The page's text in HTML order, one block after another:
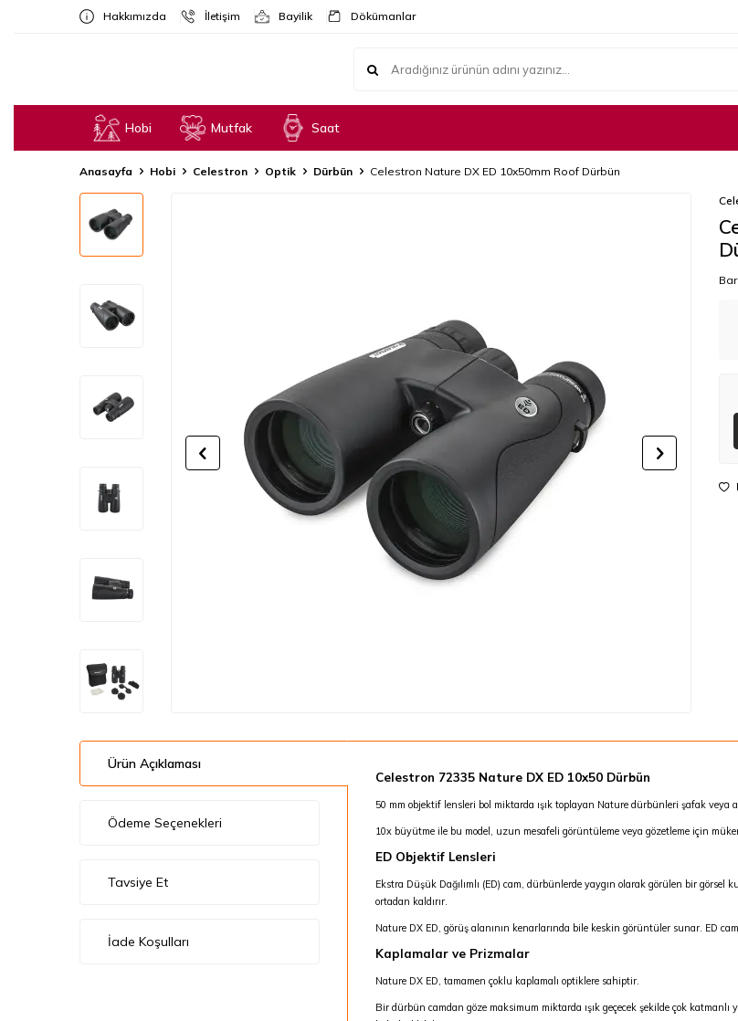
Hakkımızda İletişim Bayilik Dökümanlar
Hobi Mutfak Saat
Anasayfa Hobi Celestron Optik Dürbün Celestron Nature DX ED 10x50mm Roof Dürbün
Ürün Açıklaması
Ödeme Seçenekleri
Tavsiye Et
İade Koşulları
Celestron 72335 Nature DX ED 10x50 Dürbün
50 mm objektif lensleri bol miktarda ışık toplayan Nature dürbünleri şafak
10x büyütme ile bu model, uzun mesafeli görüntüleme veya gözetleme için
ED Objektif Lensleri
Ekstra Düşük Dağılımlı (ED) cam, dürbünlerde yaygın olarak görülen bir
ortadan kaldırır.
Nature DX ED, görüş alanının kenarlarında bile keskin görüntüler sunar. ED
Kaplamalar ve Prizmalar
Nature DX ED, tamamen çoklu kaplamalı optiklere sahiptir.
Bir dürbün camdan göze maksimum miktarda ışık geçecek şekilde çok